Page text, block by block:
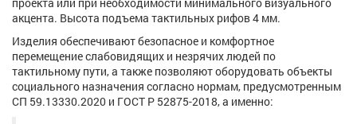
акцента. Высота подъема тактильных рифов 4 мм.
Изделия обеспечивают безопасное и комфортное
перемещение слабовидящих и незрячих людей по
тактильному пути, а также позволяют оборудовать объекты
социального назначения согласно нормам, предусмотренным
СП 59.13330.2020 и ГОСТ Р 52875-2018, а именно: